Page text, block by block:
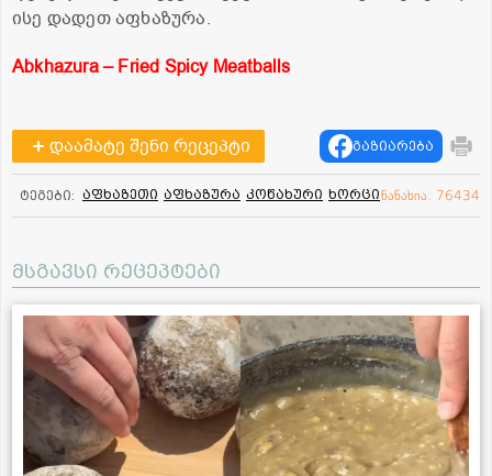
ისე დადეთ აფხაზურა.
Abkhazura – Fried Spicy Meatballs
დაამატე შენი რეცეპტი გაზიარება
ტეგები: აფხაზეთი აფხაზურა კოწახური ხორცინანახია: 76434
მსგავსი რეცეპტები